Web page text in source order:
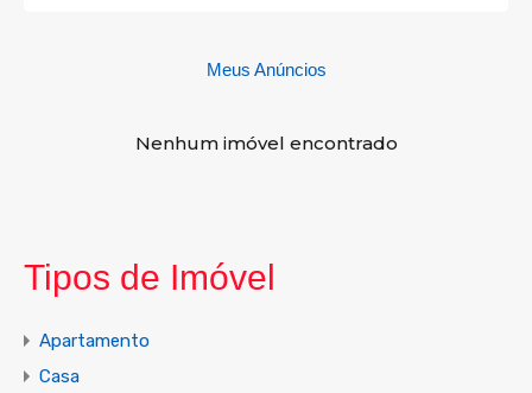
Meus Anúncios
Nenhum imóvel encontrado
Tipos de Imóvel
Apartamento
Casa